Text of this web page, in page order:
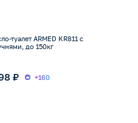
туалет ARMED KR811 с
до 150кг
₽ +160